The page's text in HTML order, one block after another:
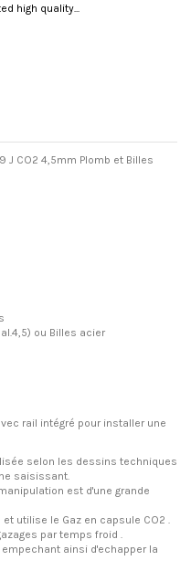
high quality...
J CO2 4,5mm Plomb et Billes
ou Billes acier
rail intégré pour installer une
selon les dessins techniques
saisissant.
est d'une grande
utilise le Gaz en capsule CO2 .
par temps froid .
ainsi d'echapper la